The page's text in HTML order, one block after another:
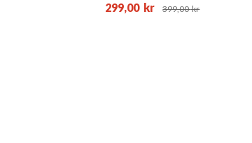
299,00 kr 399,00kr